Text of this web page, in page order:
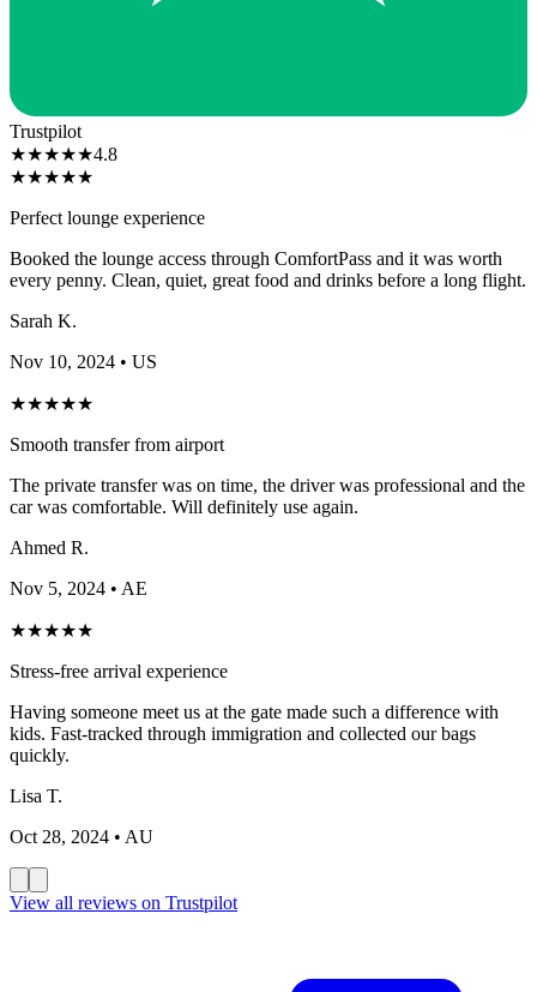
Trustpilot
★★★★★4.8
★★★★★
Perfect lounge experience
Booked the lounge access through ComfortPass and it was worth
every penny. Clean, quiet, great food and drinks before a long flight.
Sarah K.
Nov 10, 2024 • US
★★★★★
Smooth transfer from airport
The private transfer was on time, the driver was professional and the
car was comfortable. Will definitely use again.
Ahmed R.
Nov 5, 2024 • AE
★★★★★
Stress-free arrival experience
Having someone meet us at the gate made such a difference with
kids. Fast-tracked through immigration and collected our bags
quickly.
Lisa T.
Oct 28, 2024 • AU
View all reviews on Trustpilot